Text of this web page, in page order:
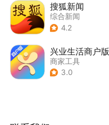
搜狐新闻
综合新闻
4.2
兴业生活商户版
商家工具
3.0